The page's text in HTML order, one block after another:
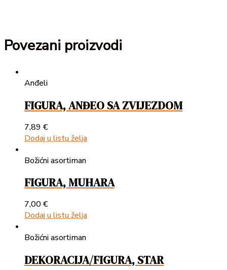
Povezani proizvodi
Anđeli
FIGURA, ANĐEO SA ZVIJEZDOM
7,89 €
Dodaj u listu želja
Božićni asortiman
FIGURA, MUHARA
7,00€
Dodaj u listu želja
Božićni asortiman
DEKORACIJA/FIGURA, STAR